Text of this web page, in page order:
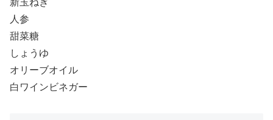
新玉ねぎ
人参
甜菜糖
しょうゆ
オリーブオイル
白ワインビネガー